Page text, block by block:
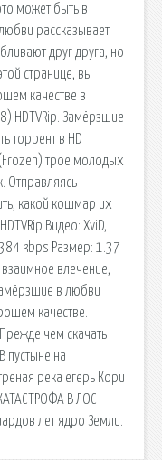
может быть в
рассказывает
друг друга, но
странице, вы
качестве в
HDTVRip. Замёрзшие
торрент в HD
трое молодых
Отправляясь
какой кошмар их
Видео: XviD,
kbps Размер: 1.37
влечение,
в любви
качестве.
чем скачать
пустыне на
река егерь Кори
В ЛОС
лет ядро Земли.